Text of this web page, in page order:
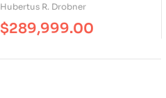
Hubertus R. Drobner
$289,999.00